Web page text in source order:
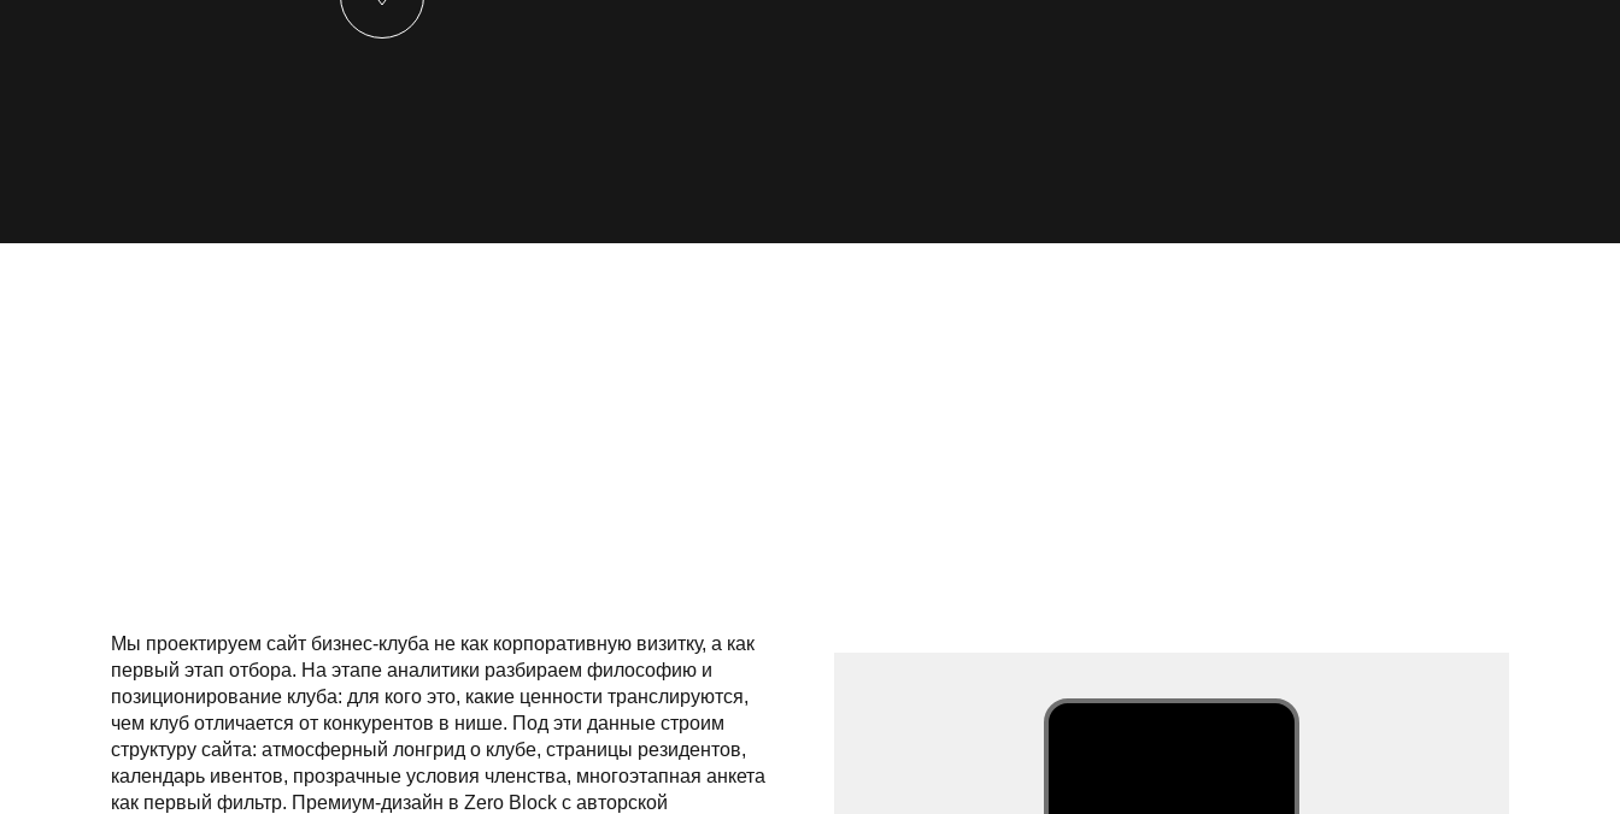
Мы проектируем сайт бизнес-клуба не как корпоративную визитку, а как
первый этап отбора. На этапе аналитики разбираем философию и
позиционирование клуба: для кого это, какие ценности транслируются,
чем клуб отличается от конкурентов в нише. Под эти данные строим
структуру сайта: атмосферный лонгрид о клубе, страницы резидентов,
календарь ивентов, прозрачные условия членства, многоэтапная анкета
как первый фильтр. Премиум-дизайн в Zero Block с авторской